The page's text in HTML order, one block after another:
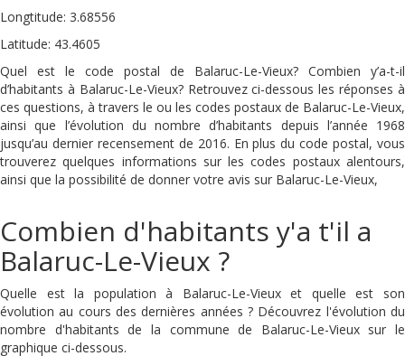
Longtitude: 3.68556
Latitude: 43.4605
Quel est le code postal de Balaruc-Le-Vieux? Combien y’a-t-il
d’habitants à Balaruc-Le-Vieux? Retrouvez ci-dessous les réponses à
ces questions, à travers le ou les codes postaux de Balaruc-Le-Vieux,
ainsi que l’évolution du nombre d’habitants depuis l’année 1968
jusqu’au dernier recensement de 2016. En plus du code postal, vous
trouverez quelques informations sur les codes postaux alentours,
ainsi que la possibilité de donner votre avis sur Balaruc-Le-Vieux,
Combien d'habitants y'a t'il a
Balaruc-Le-Vieux ?
Quelle est la population à Balaruc-Le-Vieux et quelle est son
évolution au cours des dernières années ? Découvrez l'évolution du
nombre d'habitants de la commune de Balaruc-Le-Vieux sur le
graphique ci-dessous.